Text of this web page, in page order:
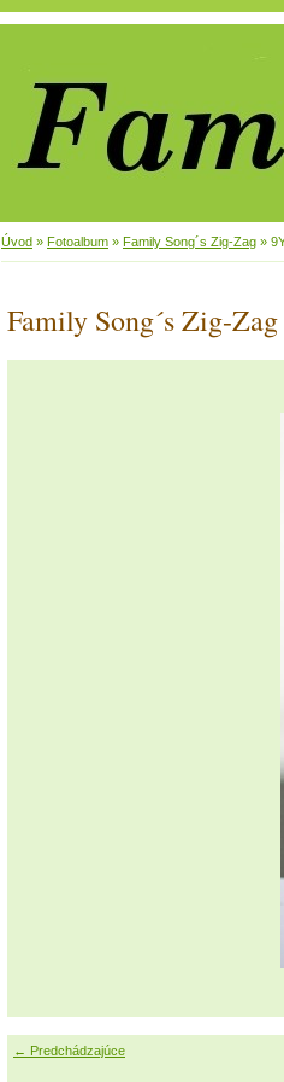
Úvod » Fotoalbum » Family Song´s Zig-Zag »
Family Song´s Zig-Zag
← Predchádzajúce